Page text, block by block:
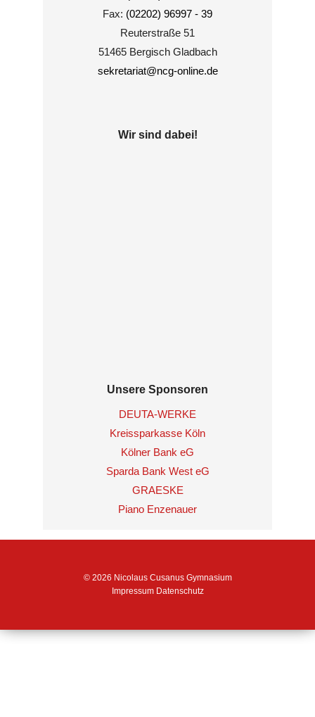
Fax: (02202) 96997 - 39
Reuterstraße 51
51465 Bergisch Gladbach
sekretariat@ncg-online.de
Wir sind dabei!
Unsere Sponsoren
DEUTA-WERKE
Kreissparkasse Köln
Kölner Bank eG
Sparda Bank West eG
GRAESKE
Piano Enzenauer
© 2026 Nicolaus Cusanus Gymnasium
Impressum Datenschutz